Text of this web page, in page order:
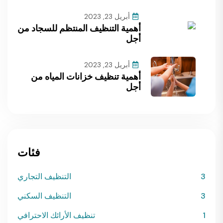
أبريل 23, 2023
أهمية التنظيف المنتظم للسجاد من
أجل
أبريل 23, 2023
أهمية تنظيف خزانات المياه من
أجل
فئات
التنظيف التجاري
3
التنظيف السكني
3
تنظيف الأرائك الاحترافي
1